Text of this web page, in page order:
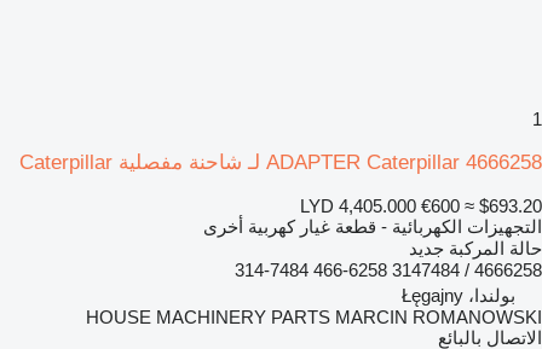
1
ADAPTER Caterpillar 4666258 لـ شاحنة مفصلية Caterpillar
LYD 4,405.000 €600 ≈ $693.20
التجهيزات الكهربائية - قطعة غيار كهربية أخرى
حالة المركبة جديد
4666258 / 3147484 466-6258 314-7484
بولندا، Łęgajny
HOUSE MACHINERY PARTS MARCIN ROMANOWSKI
الاتصال بالبائع